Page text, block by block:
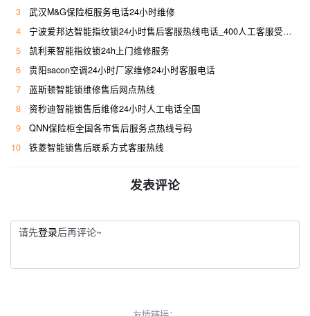
3
武汉M&G保险柜服务电话24小时维修
4
宁波爱邦达智能指纹锁24小时售后客服热线电话_400人工客服受理专线
5
凯利莱智能指纹锁24h上门维修服务
6
贵阳sacon空调24小时厂家维修24小时客服电话
7
蓝斯顿智能锁维修售后网点热线
8
资秒迪智能锁售后维修24小时人工电话全国
9
QNN保险柜全国各市售后服务点热线号码
10
铁菱智能锁售后联系方式客服热线
发表评论
请先登录后再评论~